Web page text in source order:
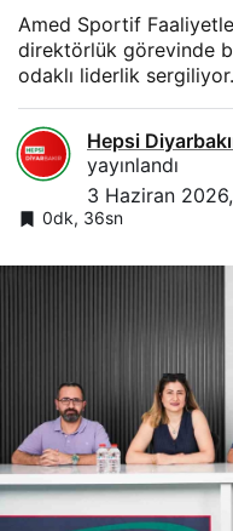
Amed Sportif
direktörlük görevinde
odaklı liderlik sergiliyor.
Hepsi
yayınlandı
3 Haziran
0dk, 36sn